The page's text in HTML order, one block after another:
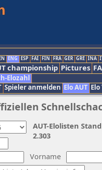
ENG ESP FAI FIN FRA GER GRE INA
championship Pictures
Elozahl
Spieler anmelden Elo AUT
Vorname
AUT-Elolisten
2.303